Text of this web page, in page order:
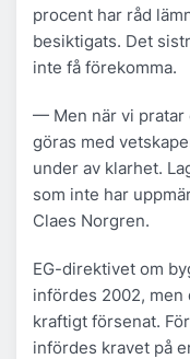
procent har råd
besiktigats. Det
inte få förekomma.
— Men när vi pratar
göras med
under av klarhet.
som inte har
Claes Norgren.
EG-direktivet om
infördes 2002,
kraftigt försenat.
infördes kravet på